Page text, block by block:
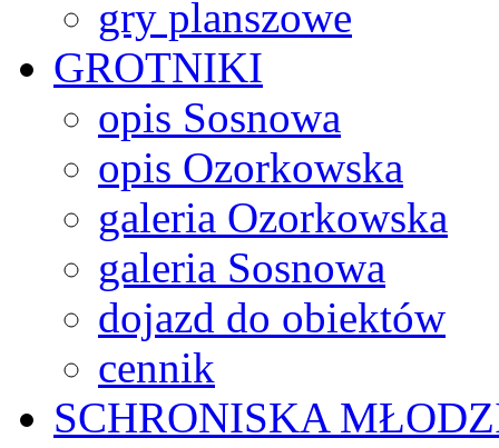
gry planszowe
GROTNIKI
opis Sosnowa
opis Ozorkowska
galeria Ozorkowska
galeria Sosnowa
dojazd do obiektów
cennik
SCHRONISKA